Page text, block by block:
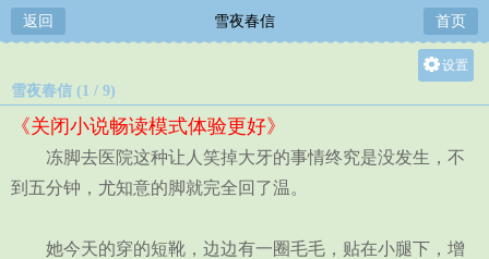
返回 雪夜春信 首页
设置
中
雪夜春信 (1 / 9)
《关闭小说畅读模式体验更好》
冻脚去医院这种让人笑掉大牙的事情终究是没发生，不
到五分钟，尤知意的脚就完全回了温。
她今天的穿的短靴，边边有一圈毛毛，贴在小腿下，增